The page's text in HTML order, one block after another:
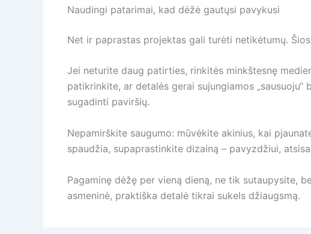
Naudingi patarimai, kad dėžė gautųsi pavykusi
Net ir paprastas projektas gali turėti netikėtumų.
Jei neturite daug patirties, rinkitės minkštesnę
patikrinkite, ar detalės gerai sujungiamos
sugadinti paviršių.
Nepamirškite saugumo: mūvėkite akinius, kai
spaudžia, supaprastinkite dizainą – pavyzdžiui,
Pagaminę dėžę per vieną dieną, ne tik sutaupysite,
asmeninė, praktiška detalė tikrai sukels džiaugsmą.